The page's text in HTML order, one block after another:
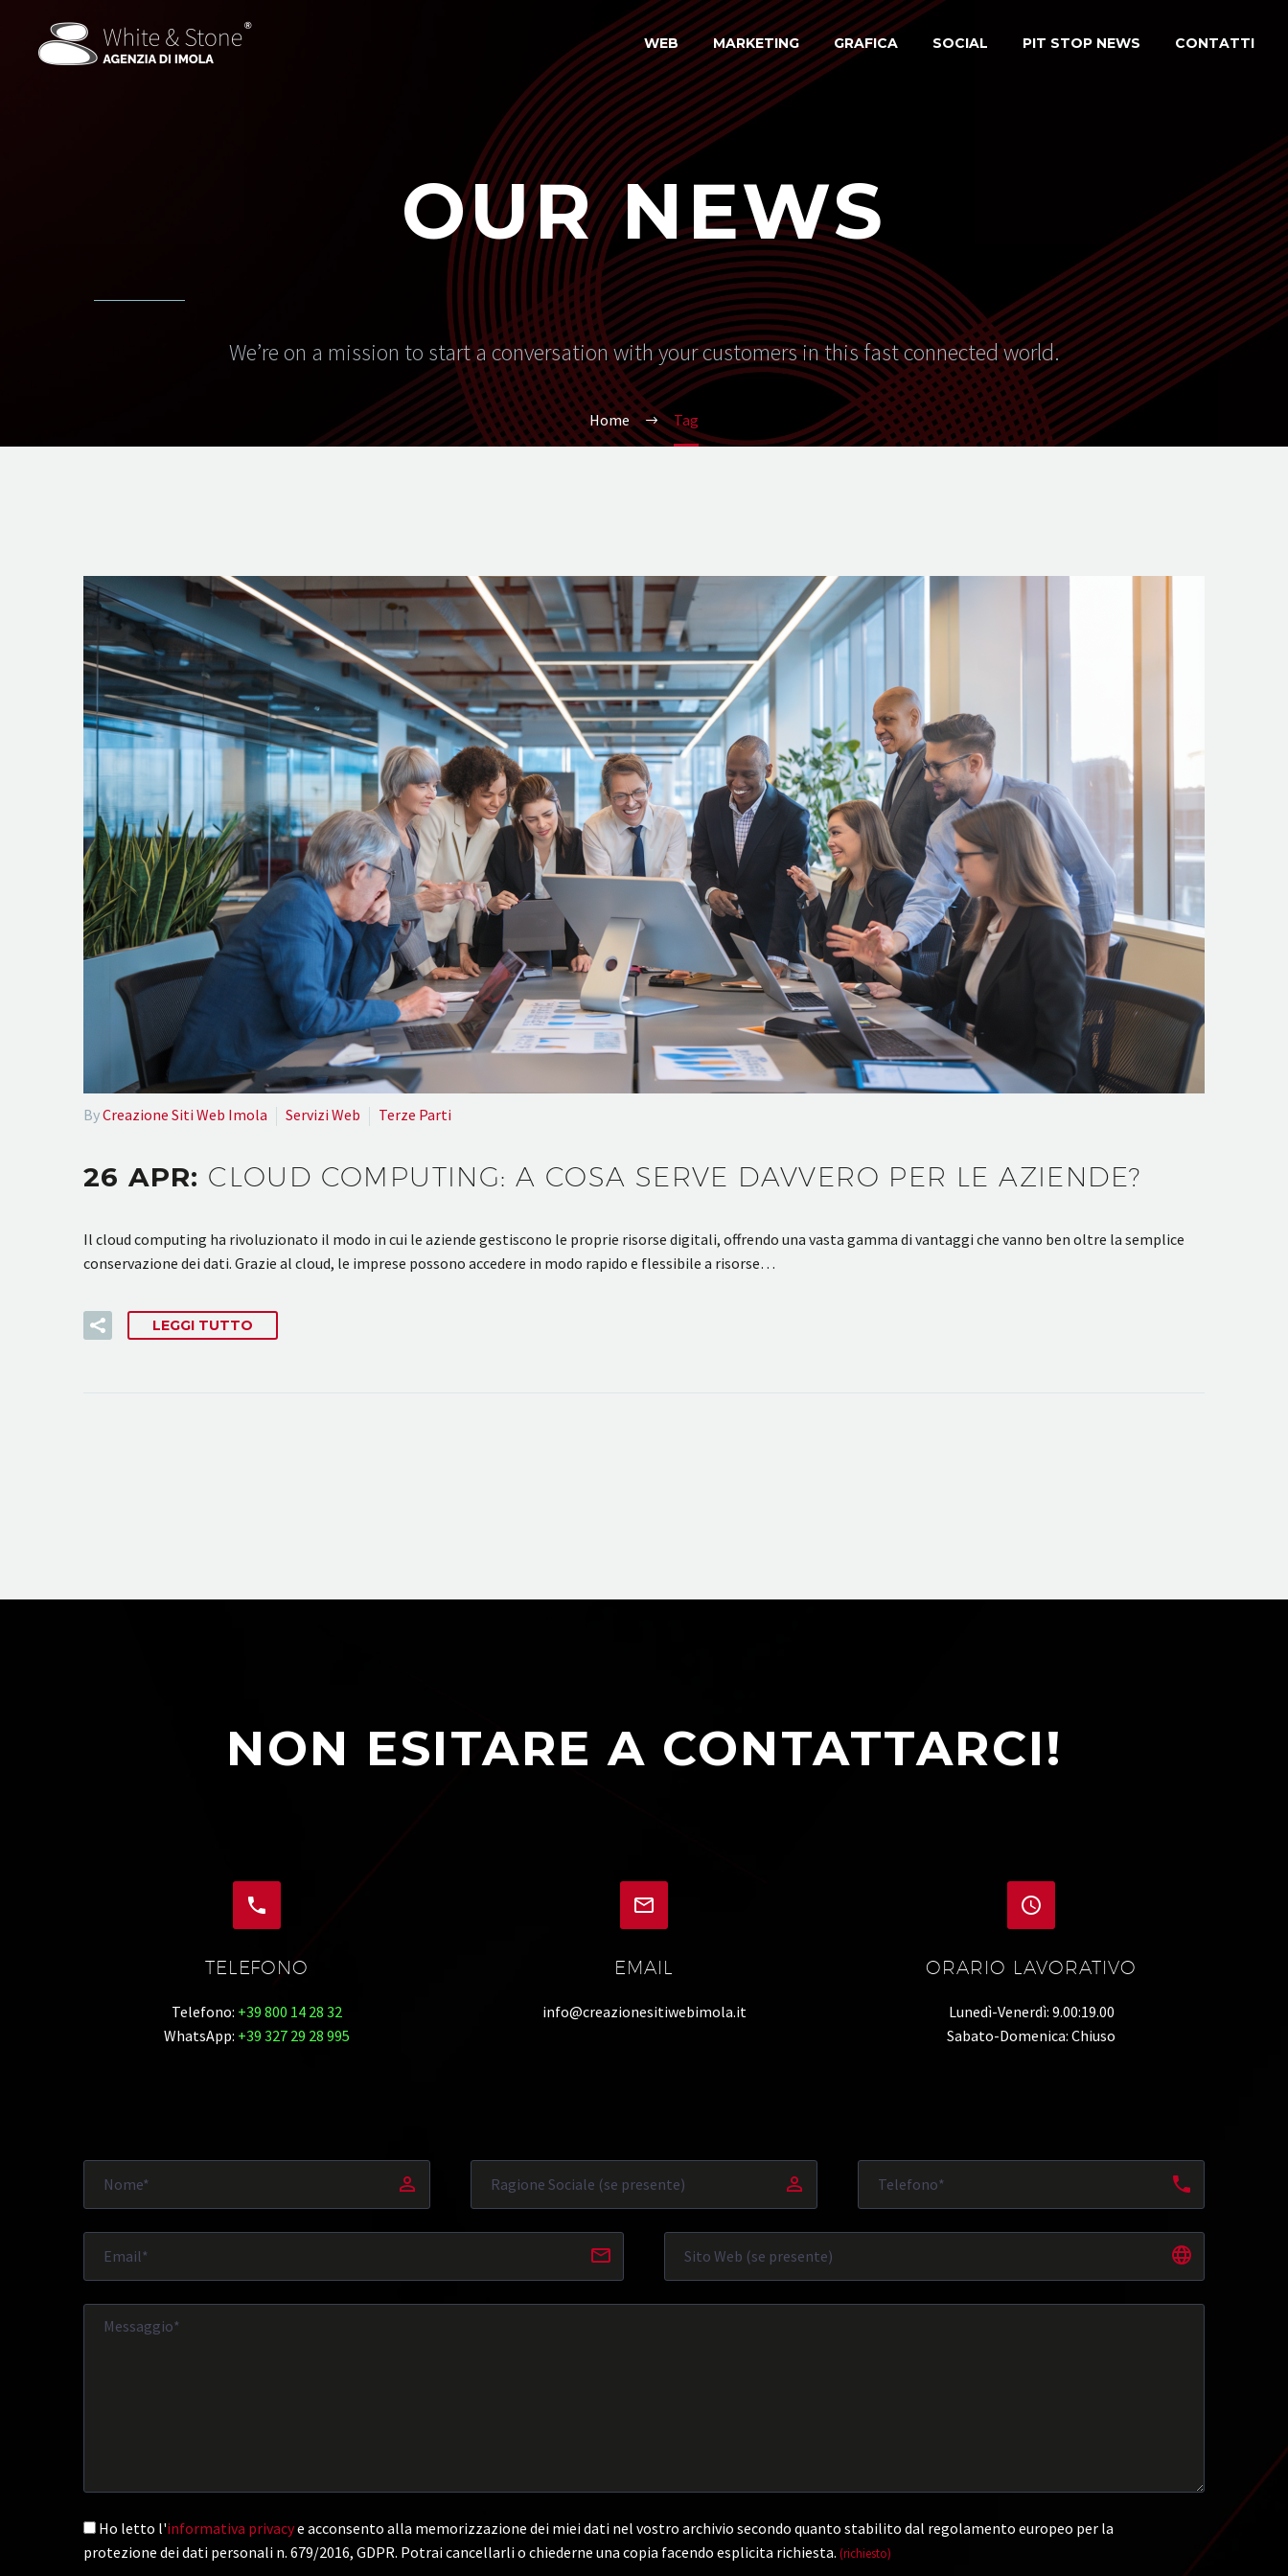
WEB MARKETING GRAFICA SOCIAL PIT STOP NEWS CONTATTI
OUR NEWS
We’re on a mission to start a conversation with your customers in this fast connected world.
Home Tag
ByCreazione Siti Web Imola Servizi Web Terze Parti
26 APR: CLOUD COMPUTING: A COSA SERVE DAVVERO PER LE AZIENDE?
Il cloud computing ha rivoluzionato il modo in cui le aziende gestiscono le proprie risorse digitali, offrendo una vasta gamma di vantaggi che vanno ben oltre la semplice
conservazione dei dati. Grazie al cloud, le imprese possono accedere in modo rapido e flessibile a risorse…
LEGGI TUTTO
NON ESITARE A CONTATTARCI!


TELEFONO
Telefono: +39 800 14 28 32
WhatsApp: +39 327 29 28 995


EMAIL
info@creazionesitiwebimola.it


ORARIO LAVORATIVO
Lunedì-Venerdì: 9.00:19.00
Sabato-Domenica: Chiuso
Ho letto l'informativa privacye acconsento alla memorizzazione dei miei dati nel vostro archivio secondo quanto stabilito dal regolamento europeo per la
protezione dei dati personali n. 679/2016, GDPR. Potrai cancellarli o chiederne una copia facendo esplicita richiesta. (richiesto)